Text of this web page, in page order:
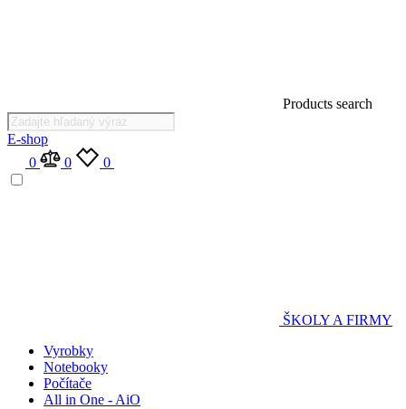
Products search
E-shop
0
0 0
ŠKOLY A FIRMY
Vyrobky
Notebooky
Počítače
All in One - AiO